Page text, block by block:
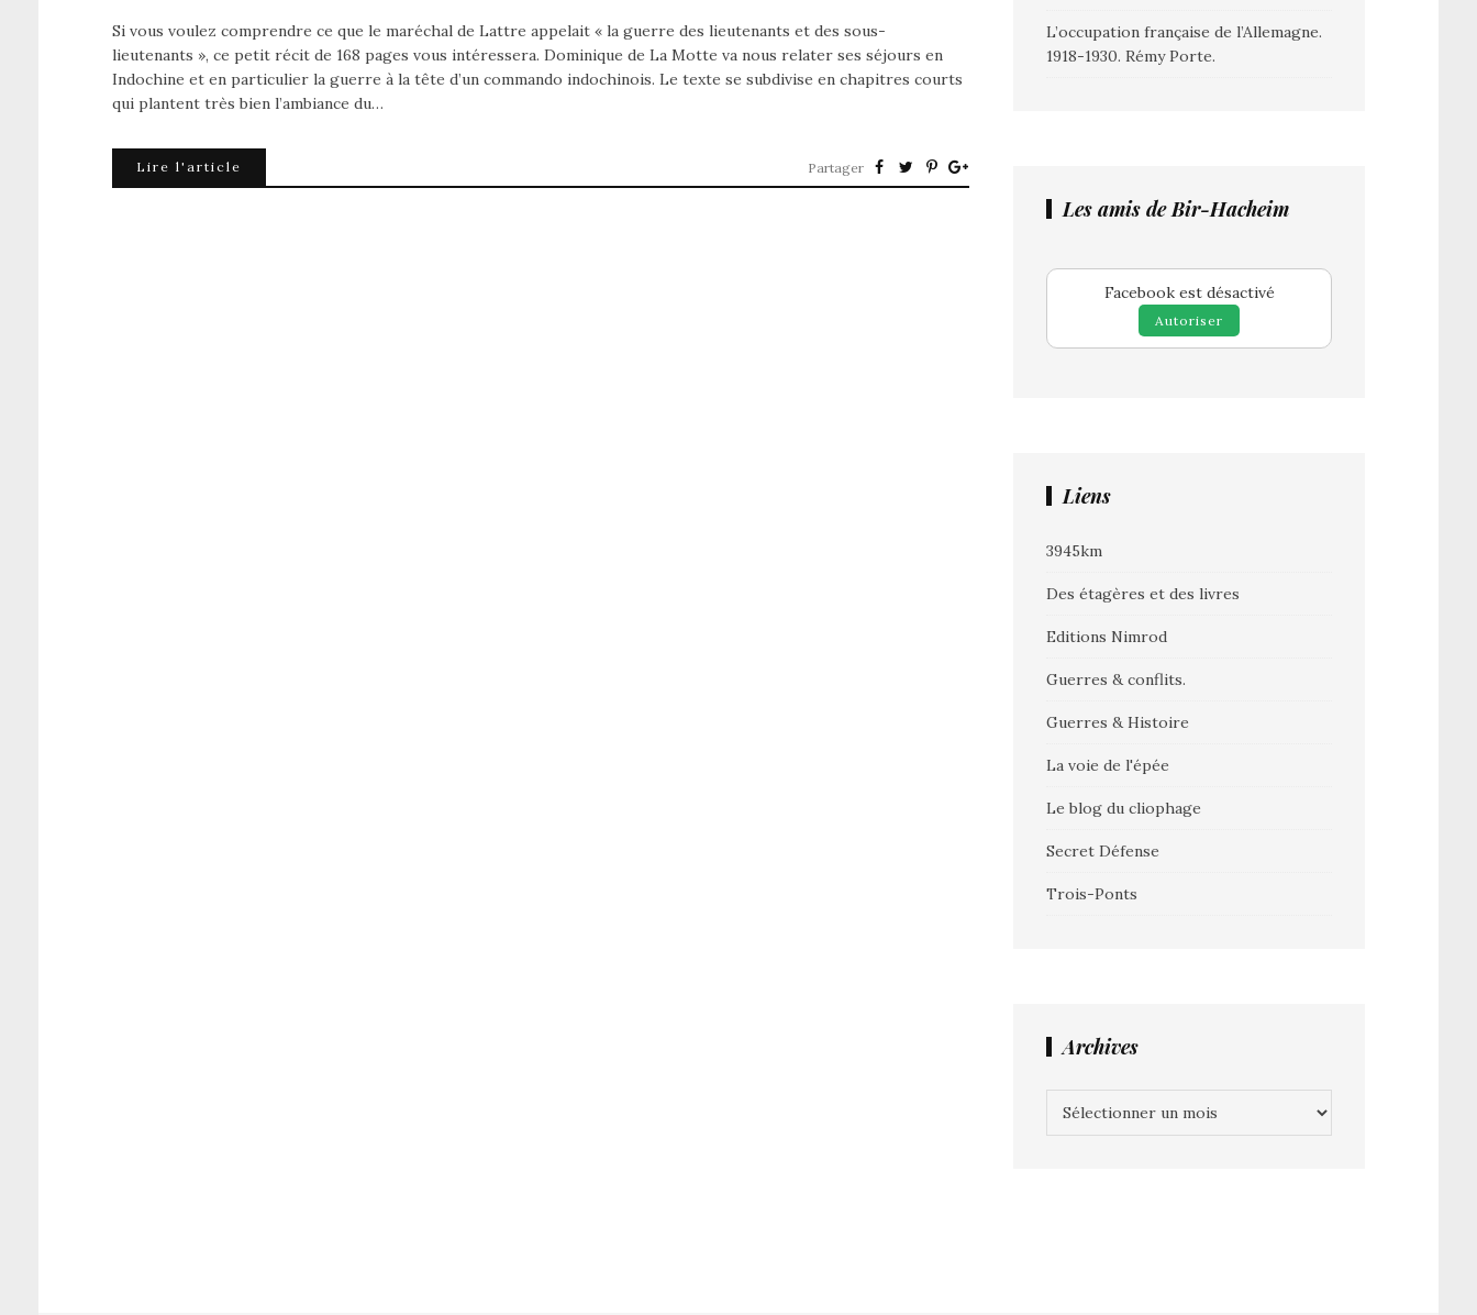
Si vous voulez comprendre ce que le maréchal de Lattre appelait « la guerre des lieutenants et des sous-
lieutenants », ce petit récit de 168 pages vous intéressera. Dominique de La Motte va nous relater ses séjours en
Indochine et en particulier la guerre à la tête d’un commando indochinois. Le texte se subdivise en chapitres courts
qui plantent très bien l’ambiance du…
Lire l'article Partager
L’occupation française de l’Allemagne.
1918-1930. Rémy Porte.
Les amis de Bir-Hacheim
Facebook est désactivé
Autoriser
Liens
3945km
Des étagères et des livres
Editions Nimrod
Guerres & conflits.
Guerres & Histoire
La voie de l'épée
Le blog du cliophage
Secret Défense
Trois-Ponts
Archives